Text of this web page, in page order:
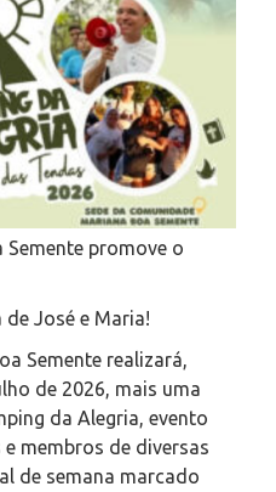
promove o
José e Maria!
Semente realizará,
de 2026, mais uma
da Alegria, evento
membros de diversas
de semana marcado